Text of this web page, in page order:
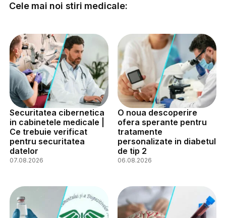
Cele mai noi stiri medicale:
Securitatea cibernetica
in cabinetele medicale |
Ce trebuie verificat
pentru securitatea
datelor
07.08.2026
O noua descoperire
ofera sperante pentru
tratamente
personalizate in diabetul
de tip 2
06.08.2026